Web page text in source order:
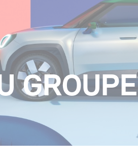
GROUPE